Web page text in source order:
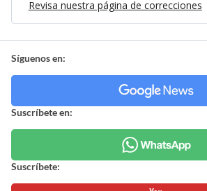
Revisa nuestra página de correcciones
Síguenos en:
Suscríbete en:
Suscríbete: